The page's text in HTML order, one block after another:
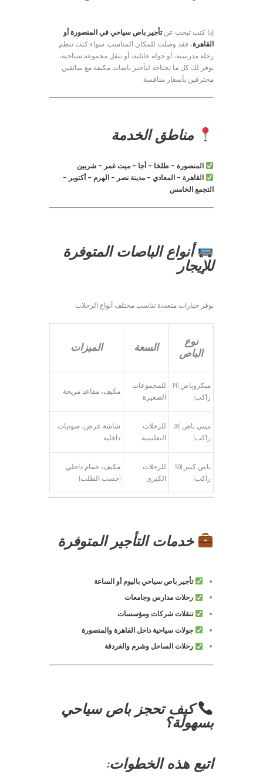
إذا كنت تبحث عنتأجير باص سياحي في المنصورة أو
القاهرة، فقد وصلت للمكان المناسب. سواء كنت تنظم
رحلة مدرسية، أو جولة عائلية، أو تنقل مجموعة سياحية،
نوفر لك كل ما تحتاجه لتأجير باصات مكيفة مع سائقين
محترفين بأسعار منافسة.
مناطق الخدمة
المنصورة – طلخا – أجا – ميت غمر – شربين
القاهرة – المعادي – مدينة نصر – الهرم – أكتوبر –
التجمع الخامس
أنواع الباصات المتوفرة
للإيجار
نوفر خيارات متعددة تناسب مختلف أنواع الرحلات:
نوع
الباص
السعة الميزات
ميكروباص (14
راكب)
للمجموعات
الصغيرة
مكيف، مقاعد مريحة
ميني باص (28
راكب)
للرحلات
التعليمية
شاشة عرض، صوتيات
داخلية
باص كبير (50
راكب)
للرحلات
الكبرى
مكيف، حمام داخلي
(حسب الطلب)
خدمات التأجير المتوفرة
تأجير باص سياحي باليوم أو الساعة
رحلات مدارس وجامعات
تنقلات شركات ومؤسسات
جولات سياحية داخل القاهرة والمنصورة
رحلات الساحل وشرم والغردقة
كيف تحجز باص سياحي
بسهولة؟
اتبع هذه الخطوات: